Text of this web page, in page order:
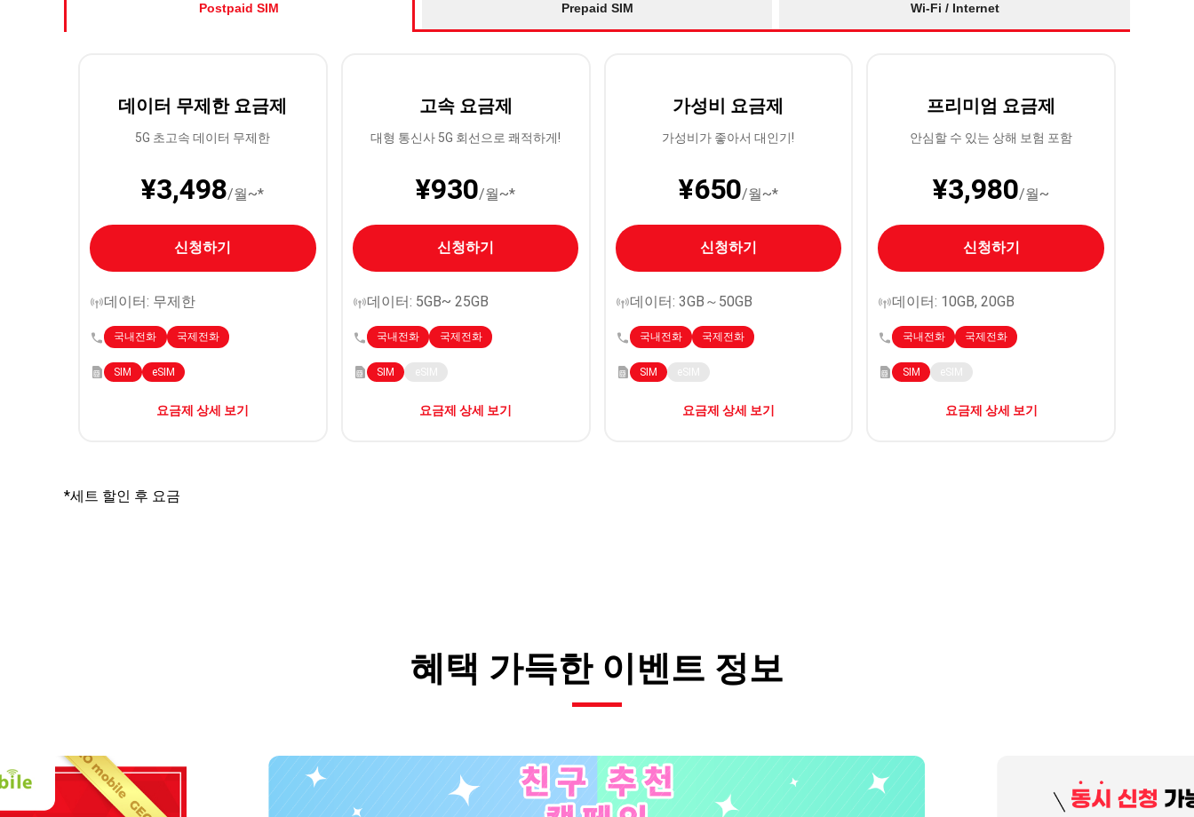
Postpaid SIM Prepaid SIM Wi-Fi / Internet
데이터 무제한 요금제
5G 초고속 데이터 무제한
¥3,498/월~*
신청하기
데이터: 무제한
국내전화 국제전화
SIM eSIM
요금제 상세 보기
고속 요금제
대형 통신사 5G 회선으로 쾌적하게!
¥930/월~*
신청하기
데이터: 5GB~ 25GB
국내전화 국제전화
SIM
요금제 상세 보기
가성비 요금제
가성비가 좋아서 대인기!
¥650/월~*
신청하기
데이터: 3GB～50GB
국내전화 국제전화
SIM
요금제 상세 보기
프리미엄 요금제
안심할 수 있는 상해 보험 포함
¥3,980/월~
신청하기
데이터: 10GB, 20GB
국내전화 국제전화
SIM
요금제 상세 보기
*세트 할인 후 요금
혜택 가득한 이벤트 정보